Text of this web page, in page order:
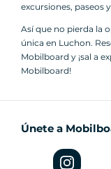
excursiones, paseos
Así que no pierda la
única en Luchon.
Mobilboard y ¡sal a
Mobilboard!
Únete a